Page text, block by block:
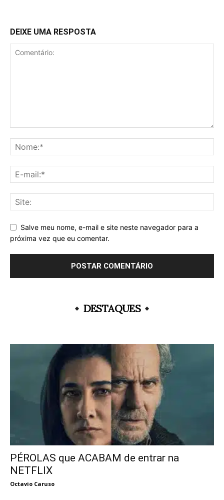
DEIXE UMA RESPOSTA
Salve meu nome, e-mail e site neste navegador para a
próxima vez que eu comentar.
DESTAQUES
PÉROLAS que ACABAM de entrar na
NETFLIX
Octavio Caruso